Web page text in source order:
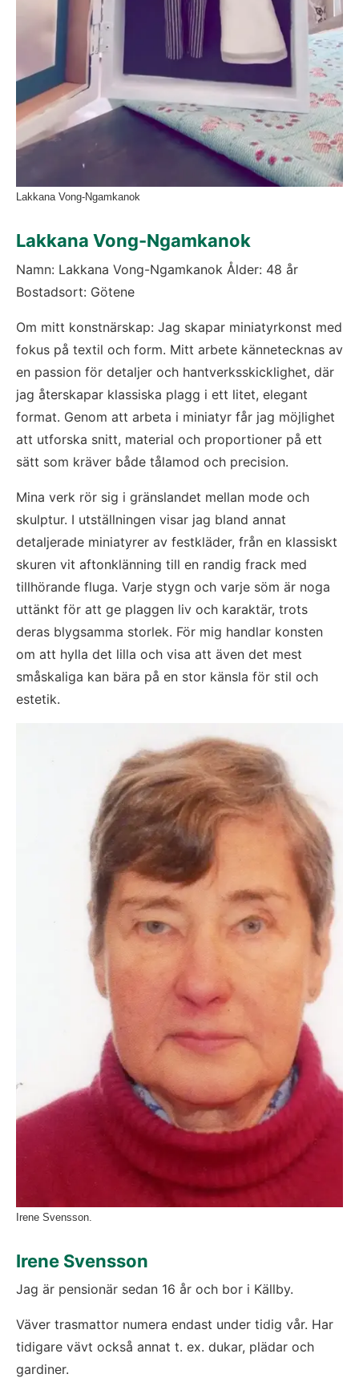
Lakkana Vong-Ngamkanok
Lakkana Vong-Ngamkanok
Namn: Lakkana Vong-Ngamkanok Ålder: 48 år
Bostadsort: Götene
Om mitt konstnärskap: Jag skapar miniatyrkonst med
fokus på textil och form. Mitt arbete kännetecknas av
en passion för detaljer och hantverksskicklighet, där
jag återskapar klassiska plagg i ett litet, elegant
format. Genom att arbeta i miniatyr får jag möjlighet
att utforska snitt, material och proportioner på ett
sätt som kräver både tålamod och precision.
Mina verk rör sig i gränslandet mellan mode och
skulptur. I utställningen visar jag bland annat
detaljerade miniatyrer av festkläder, från en klassiskt
skuren vit aftonklänning till en randig frack med
tillhörande fluga. Varje stygn och varje söm är noga
uttänkt för att ge plaggen liv och karaktär, trots
deras blygsamma storlek. För mig handlar konsten
om att hylla det lilla och visa att även det mest
småskaliga kan bära på en stor känsla för stil och
estetik.
Irene Svensson.
Irene Svensson
Jag är pensionär sedan 16 år och bor i Källby.
Väver trasmattor numera endast under tidig vår. Har
tidigare vävt också annat t. ex. dukar, plädar och
gardiner.